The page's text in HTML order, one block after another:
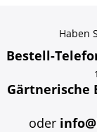
Haben
Bestell-
Gärtnerische
oder